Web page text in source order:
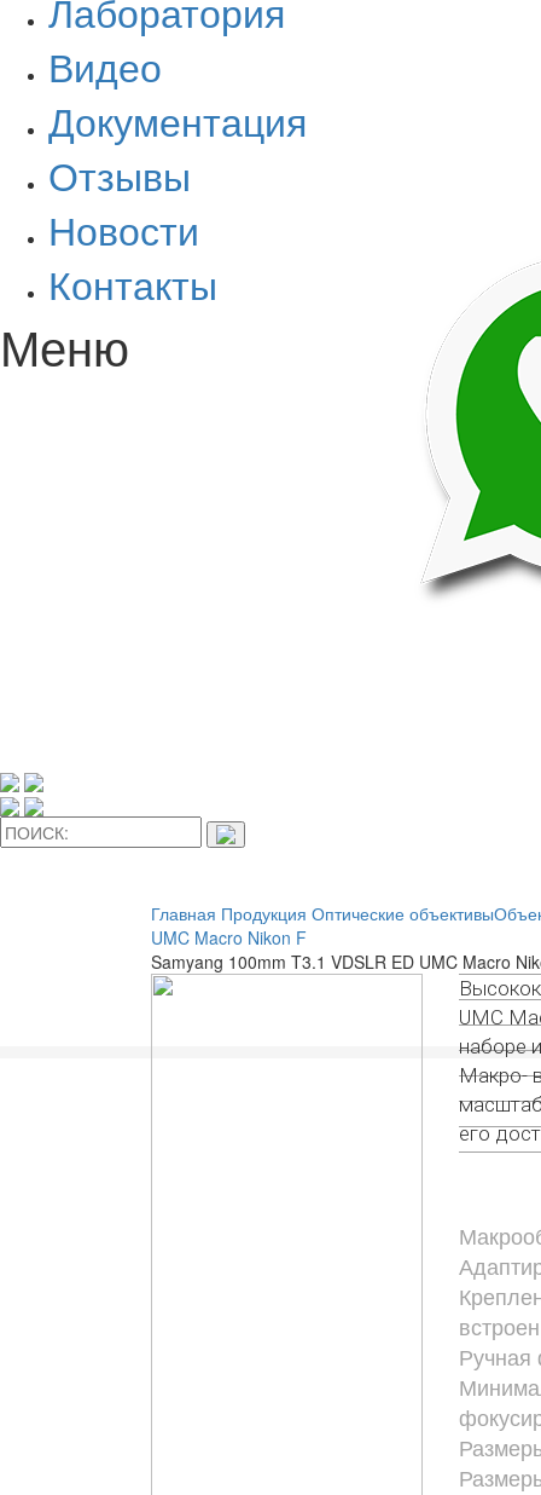
Лаборатория
Видео
Документация
Отзывы
Новости
Контакты
Меню
Главная Продукция Оптические объективы
UMC Macro Nikon F
Samyang 100mm T3.1 VDSLR ED UMC Macro
UMC
наборе
Макро-
его
Ручная